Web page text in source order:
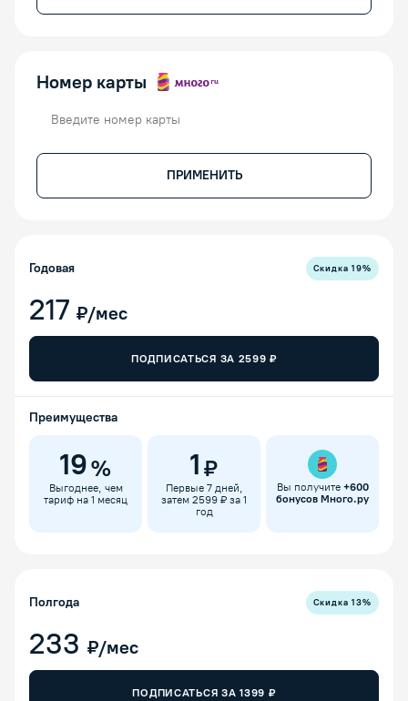
Номер карты
ПРИМЕНИТЬ
Годовая Скидка19%
217 ₽/мес
ПОДПИСАТЬСЯ ЗА 2599 ₽
Преимущества
19%
Выгоднее, чем
тариф на 1 месяц
1 ₽
Первые 7 дней,
затем 2599 ₽ за 1
год
Вы получите +600
бонусов Много.ру
Полгода Скидка13%
233 ₽/мес
ПОДПИСАТЬСЯ ЗА1399 ₽